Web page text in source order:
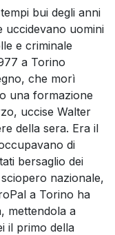
bui degli anni
uccidevano uomini
e criminale
a Torino
che morì
una formazione
uccise Walter
della sera. Era il
di
bersaglio dei
nazionale,
a Torino ha
mettendola a
il primo della